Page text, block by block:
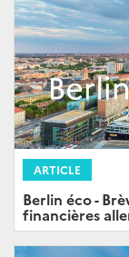
ARTICLE
Berlin éco -
financières